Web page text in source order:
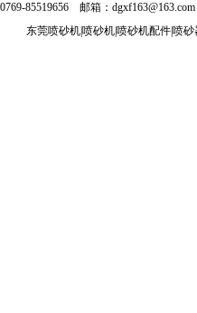
85519656 邮箱： dgxf163@163.com
东莞喷砂机喷砂机喷砂机配件喷砂